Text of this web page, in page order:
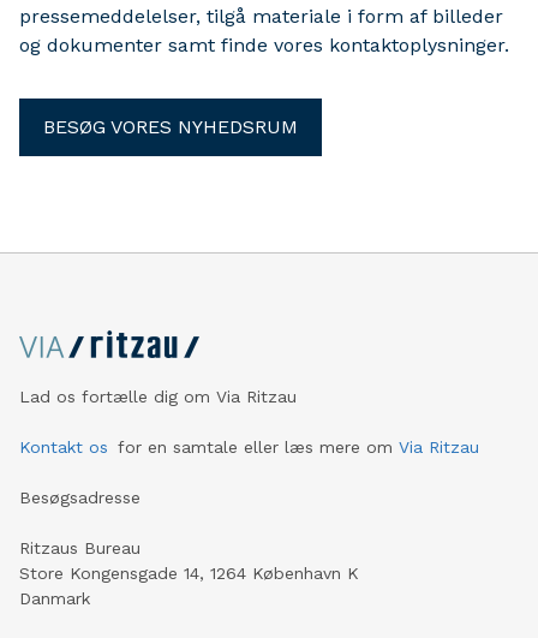
pressemeddelelser, tilgå materiale i form af billeder
og dokumenter samt finde vores kontaktoplysninger.
BESØG VORES NYHEDSRUM
Lad os fortælle dig om Via Ritzau
Kontakt os for en samtale eller læs mere om Via Ritzau
Besøgsadresse
Ritzaus Bureau
Store Kongensgade 14, 1264 København K
Danmark